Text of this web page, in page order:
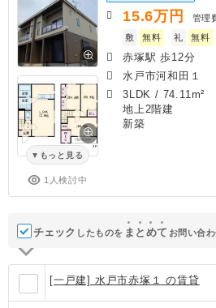
もっと見る
1人検討中
15.6万円 管理
敷
無料 礼 無料
赤塚駅 歩12分
水戸市河和田１
3LDK / 74.11m²
地上2階建
新築
チェック したものを ま と めて お問い合
[一戸建] 水戸市赤塚１ の賃貸